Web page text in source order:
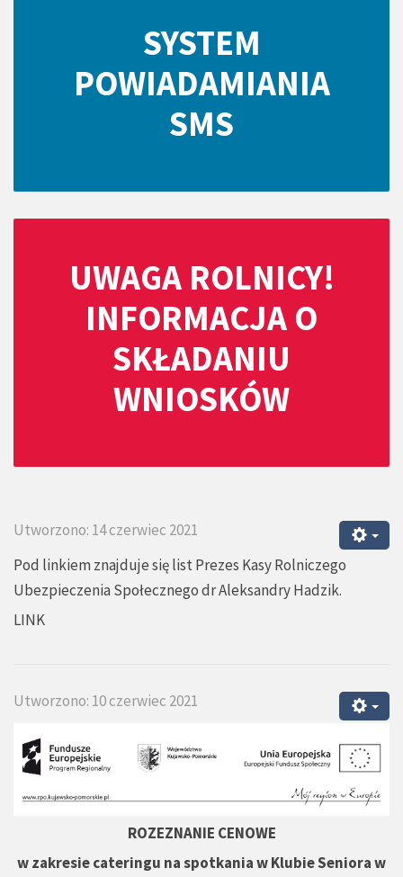
SYSTEM
POWIADAMIANIA
SMS
UWAGA ROLNICY!
INFORMACJA O
SKŁADANIU
WNIOSKÓW
Utworzono: 14 czerwiec 2021
Pod linkiem znajduje się list Prezes Kasy Rolniczego
Ubezpieczenia Społecznego dr Aleksandry Hadzik.
LINK
Utworzono: 10 czerwiec 2021
ROZEZNANIE CENOWE
w zakresie cateringu na spotkania w Klubie Seniora w